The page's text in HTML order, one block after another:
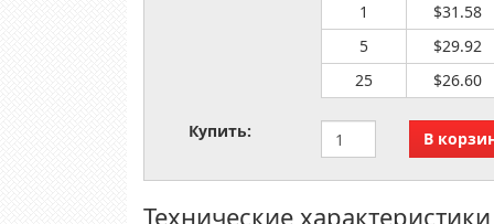
1
$31.58
5
$29.92
25
$26.60
Купить:
Технические характеристики